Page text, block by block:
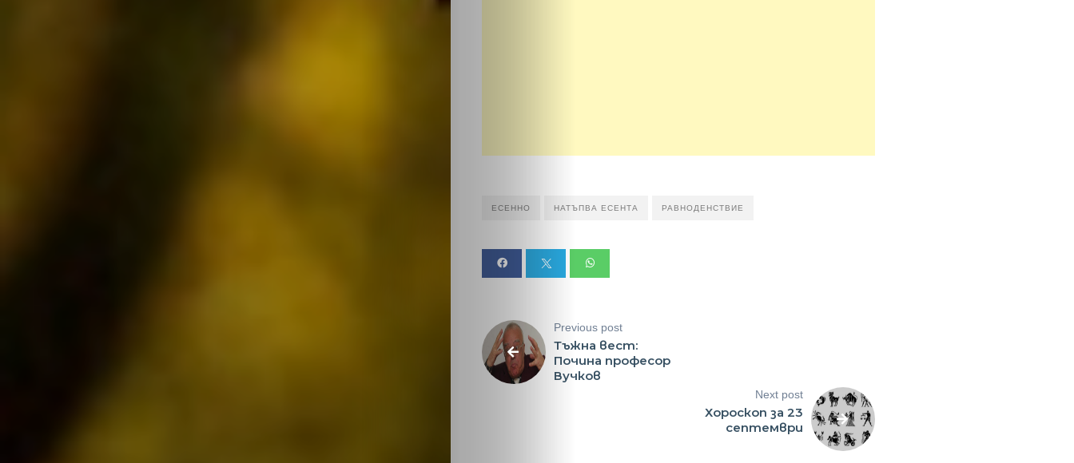
ЕСЕННО НАТЪПВА ЕСЕНТА РАВНОДЕНСТВИЕ
Previous post
Тъжна вест:
Почина професор
Вучков
Next post
Хороскоп за 23
септември